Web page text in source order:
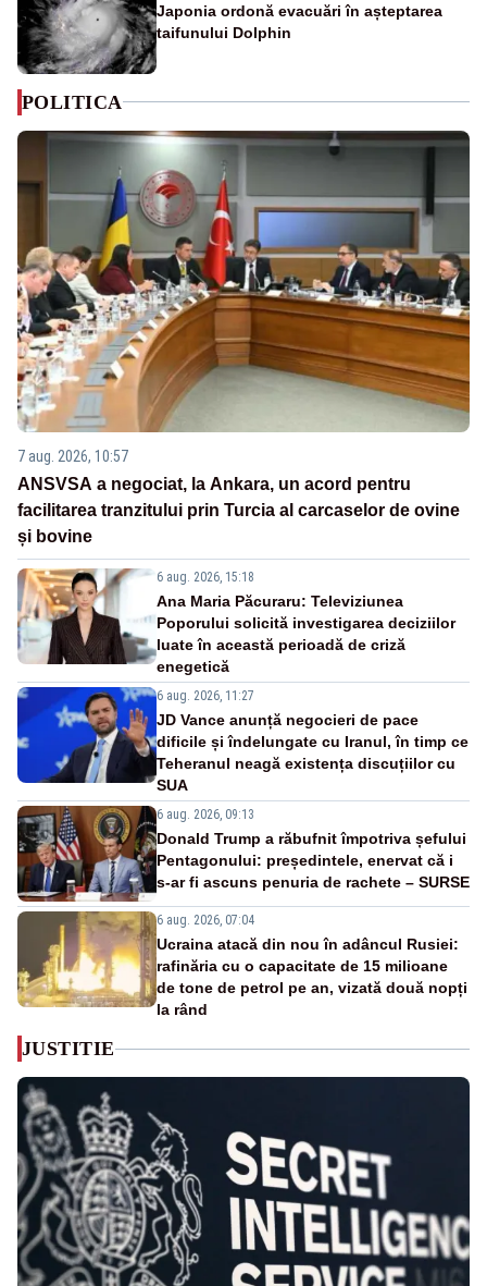
Japonia ordonă evacuări în așteptarea
taifunului Dolphin
POLITICA
7 aug. 2026, 10:57
ANSVSA a negociat, la Ankara, un acord pentru
facilitarea tranzitului prin Turcia al carcaselor de ovine
și bovine
6 aug. 2026, 15:18
Ana Maria Păcuraru: Televiziunea
Poporului solicită investigarea deciziilor
luate în această perioadă de criză
enegetică
6 aug. 2026, 11:27
JD Vance anunță negocieri de pace
dificile și îndelungate cu Iranul, în timp ce
Teheranul neagă existența discuțiilor cu
SUA
6 aug. 2026, 09:13
Donald Trump a răbufnit împotriva șefului
Pentagonului: președintele, enervat că i
s-ar fi ascuns penuria de rachete – SURSE
6 aug. 2026, 07:04
Ucraina atacă din nou în adâncul Rusiei:
rafinăria cu o capacitate de 15 milioane
de tone de petrol pe an, vizată două nopți
la rând
JUSTITIE